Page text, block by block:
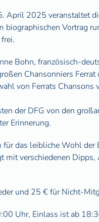
April 2025 veranstaltet
biographischen Vortrag
Bohn, französisch-
Chansonniers Ferrat
von Ferrats Chansons
der DFG von den
Erinnerung.
für das leibliche Wohl
mit verschiedenen
und 25 € für Nicht-
Uhr, Einlass ist ab